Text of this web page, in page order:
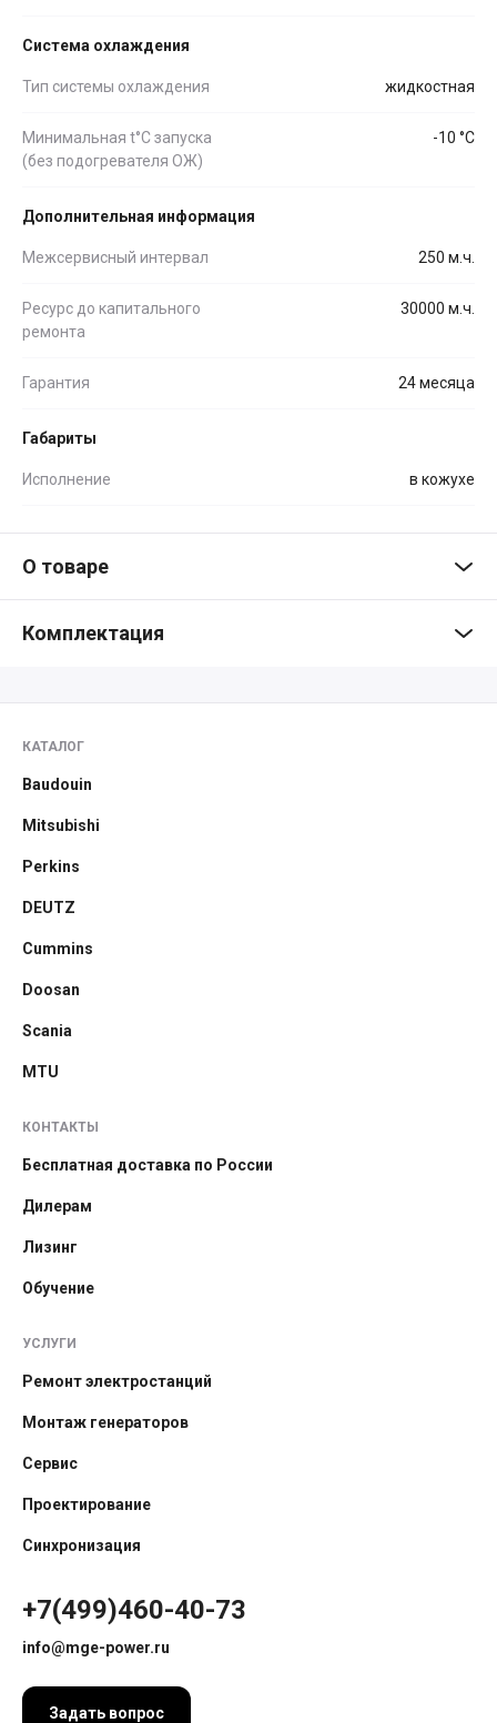
Система охлаждения
Тип системы охлаждения жидкостная
Минимальная t°С запуска
(без подогревателя ОЖ)
-10 °С
Дополнительная информация
Межсервисный интервал 250 м.ч.
Ресурс до капитального
ремонта
30000 м.ч.
Гарантия 24 месяца
Габариты
Исполнение в кожухе
О товаре
Комплектация
КАТАЛОГ
Baudouin
Mitsubishi
Perkins
DEUTZ
Cummins
Doosan
Scania
MTU
КОНТАКТЫ
Бесплатная доставка по России
Дилерам
Лизинг
Обучение
УСЛУГИ
Ремонт электростанций
Монтаж генераторов
Сервис
Проектирование
Синхронизация
+7(499)460-40-73
info@mge-power.ru
Задать вопрос